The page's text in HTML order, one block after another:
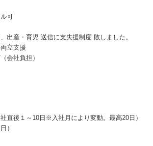
可
出産・育児 送信に支失援制度 敗しました。
立支援
会社負担）
直後１～10日※入社月により変動。最高20日）
）